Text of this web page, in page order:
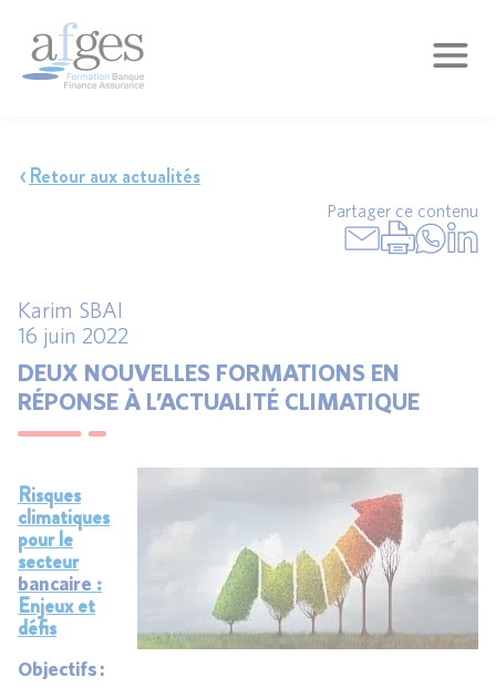
Retour aux actualités
Partager ce contenu
Karim SBAI
16 juin 2022
DEUX NOUVELLES FORMATIONS EN
RÉPONSE À L’ACTUALITÉ CLIMATIQUE
Risques
climatiques
pour le
secteur
bancaire:
Enjeux et
défis
Objectifs :